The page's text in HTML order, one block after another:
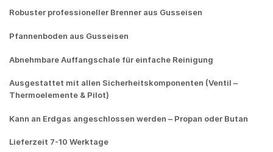
Robuster professioneller Brenner aus Gusseisen
Pfannenboden aus Gusseisen
Abnehmbare Auffangschale für einfache Reinigung
Ausgestattet mit allen Sicherheitskomponenten (Ventil –
Thermoelemente & Pilot)
Kann an Erdgas angeschlossen werden – Propan oder Butan
Lieferzeit 7-10 Werktage